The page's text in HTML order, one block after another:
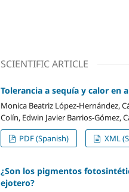
SCIENTIFIC ARTICLE
Tolerancia a sequía y calor en
Monica Beatriz López-Hernández,
Colín, Edwin Javier Barrios-Gómez,
PDF (Spanish) XML
¿Son los pigmentos
ejotero?